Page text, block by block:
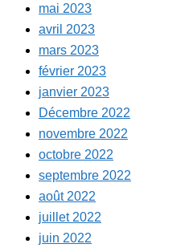
mai 2023
avril 2023
mars 2023
février 2023
janvier 2023
Décembre 2022
novembre 2022
octobre 2022
septembre 2022
août 2022
juillet 2022
juin 2022